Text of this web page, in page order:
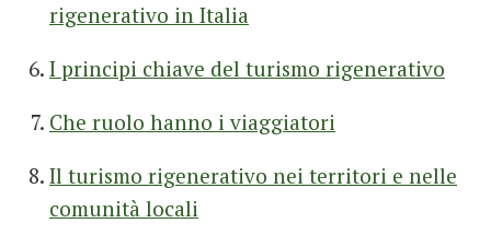
rigenerativo in Italia
I principi chiave del turismo rigenerativo
Che ruolo hanno i viaggiatori
Il turismo rigenerativo nei territori e nelle
comunità locali